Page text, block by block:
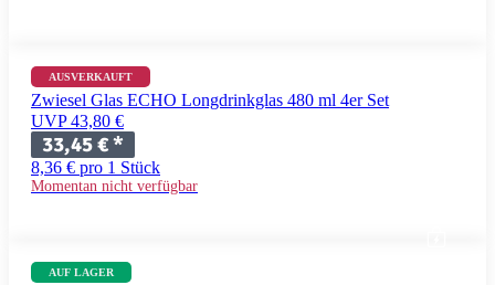
AUSVERKAUFT
Zwiesel Glas ECHO Longdrinkglas 480 ml 4er Set
UVP 43,80 €
33,45 €*
8,36 € pro 1 Stück
Momentan nicht verfügbar
AUF LAGER